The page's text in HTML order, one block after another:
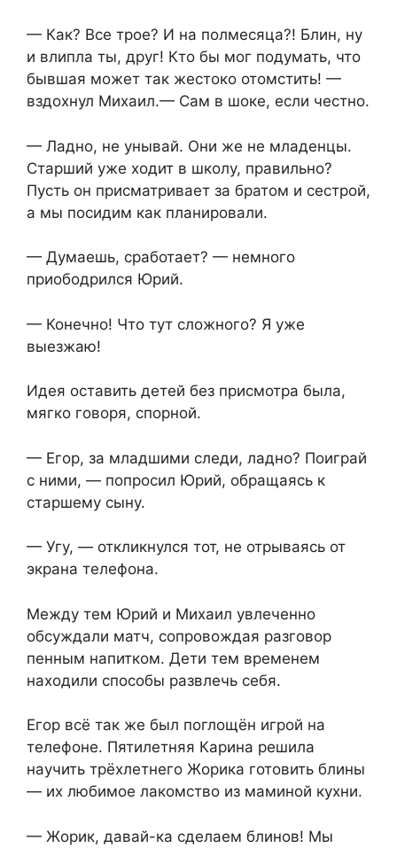
— Как? Все трое? И на полмесяца?! Блин, ну
и влипла ты, друг! Кто бы мог подумать, что
бывшая может так жестоко отомстить! —
вздохнул Михаил.— Сам в шоке, если честно.
— Ладно, не унывай. Они же не младенцы.
Старший уже ходит в школу, правильно?
Пусть он присматривает за братом и сестрой,
а мы посидим как планировали.
— Думаешь, сработает? — немного
приободрился Юрий.
— Конечно! Что тут сложного? Я уже
выезжаю!
Идея оставить детей без присмотра была,
мягко говоря, спорной.
— Егор, за младшими следи, ладно? Поиграй
с ними, — попросил Юрий, обращаясь к
старшему сыну.
— Угу, — откликнулся тот, не отрываясь от
экрана телефона.
Между тем Юрий и Михаил увлеченно
обсуждали матч, сопровождая разговор
пенным напитком. Дети тем временем
находили способы развлечь себя.
Егор всё так же был поглощён игрой на
телефоне. Пятилетняя Карина решила
научить трёхлетнего Жорика готовить блины
— их любимое лакомство из маминой кухни.
— Жорик, давай-ка сделаем блинов! Мы